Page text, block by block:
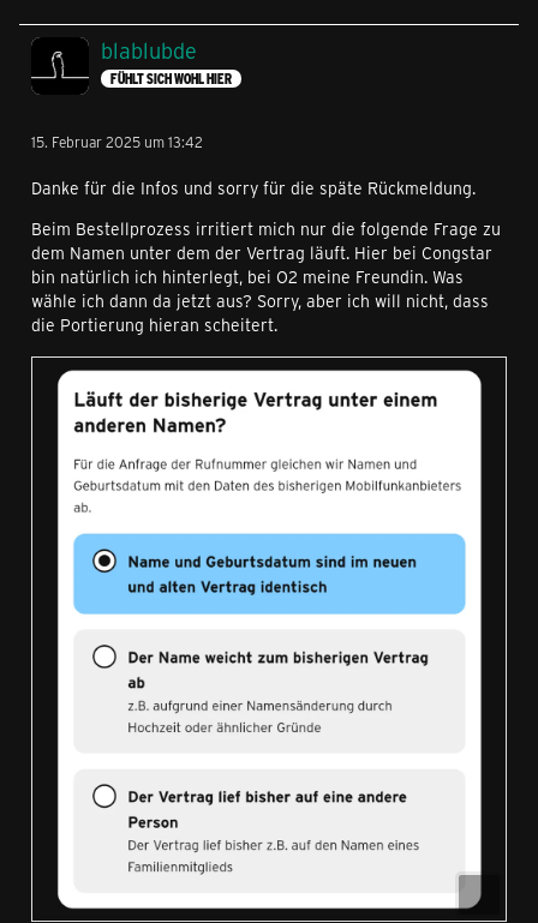
blablubde
FÜHLT SICH WOHL HIER
15. Februar 2025 um 13:42
Danke für die Infos und sorry für die späte Rückmeldung.
Beim Bestellprozess irritiert mich nur die folgende Frage zu
dem Namen unter dem der Vertrag läuft. Hier bei Congstar
bin natürlich ich hinterlegt, bei O2 meine Freundin. Was
wähle ich dann da jetzt aus? Sorry, aber ich will nicht, dass
die Portierung hieran scheitert.